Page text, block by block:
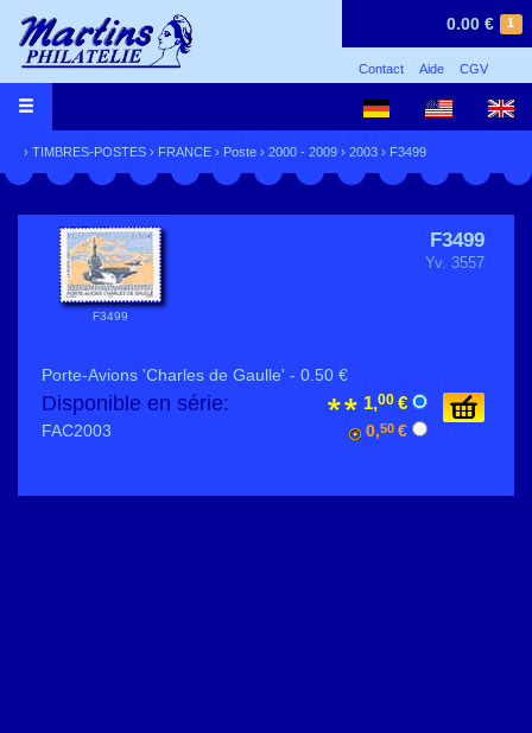
1
0.00 €
Contact Aide CGV
› TIMBRES-POSTES › FRANCE › Poste › 2000 - 2009 › 2003 › F3499
F3499
F3499
Yv. 3557
Porte-Avions 'Charles de Gaulle' - 0.50 €
1,00 €
0,50 €
Disponible en série:
FAC2003